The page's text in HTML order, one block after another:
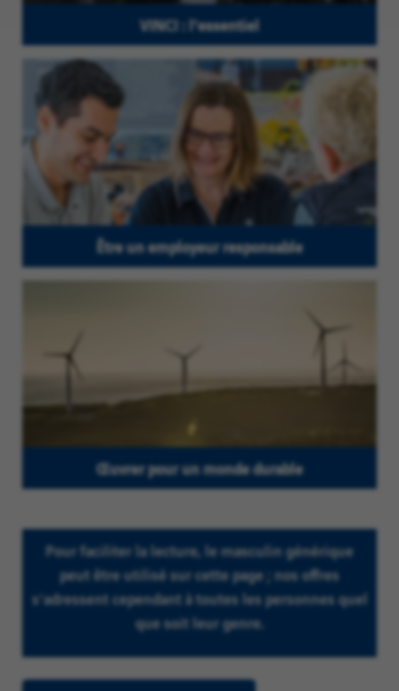
VINCI : l'essentiel
Être un employeur responsable
Œuvrer pour un monde durable
Pour faciliter la lecture, le masculin générique
peut être utilisé sur cette page ; nos offres
s’adressent cependant à toutes les personnes quel
que soit leur genre.